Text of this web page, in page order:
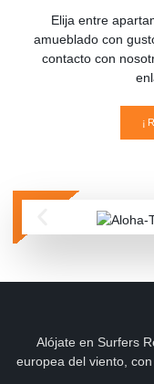
Elija entre
amueblado con
contacto con
Alójate en Surfers
europea del viento,